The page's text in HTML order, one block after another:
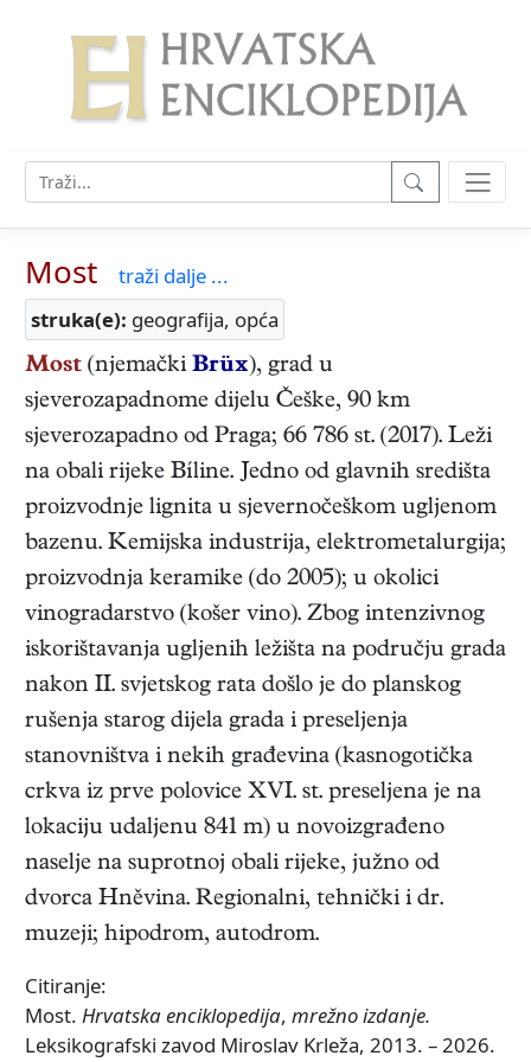
Most
traži dalje ...
struka(e): geografija, opća
Most (njemački Brüx), grad u
sjeverozapadnome dijelu Češke, 90 km
sjeverozapadno od Praga; 66 786 st. (2017). Leži
na obali rijeke Bíline. Jedno od glavnih središta
proizvodnje lignita u sjevernočeškom ugljenom
bazenu. Kemijska industrija, elektrometalurgija;
proizvodnja keramike (do 2005); u okolici
vinogradarstvo (košer vino). Zbog intenzivnog
iskorištavanja ugljenih ležišta na području grada
nakon II. svjetskog rata došlo je do planskog
rušenja starog dijela grada i preseljenja
stanovništva i nekih građevina (kasnogotička
crkva iz prve polovice XVI. st. preseljena je na
lokaciju udaljenu 841 m) u novoizgrađeno
naselje na suprotnoj obali rijeke, južno od
dvorca Hněvina. Regionalni, tehnički i dr.
muzeji; hipodrom, autodrom.
Citiranje:
Most. Hrvatska enciklopedija, mrežno izdanje.
Leksikografski zavod Miroslav Krleža, 2013. – 2026.